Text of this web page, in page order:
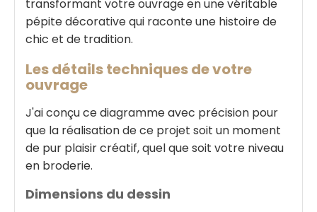
transformant votre ouvrage en une véritable
pépite décorative qui raconte une histoire de
chic et de tradition.
Les détails techniques de votre
ouvrage
J'ai conçu ce diagramme avec précision pour
que la réalisation de ce projet soit un moment
de pur plaisir créatif, quel que soit votre niveau
en broderie.
Dimensions du dessin